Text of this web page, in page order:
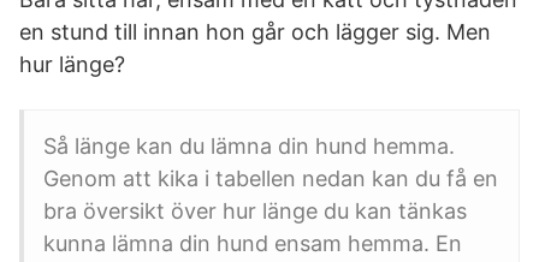
en stund till innan hon går och lägger sig. Men
hur länge?
Så länge kan du lämna din hund hemma.
Genom att kika i tabellen nedan kan du få en
bra översikt över hur länge du kan tänkas
kunna lämna din hund ensam hemma. En